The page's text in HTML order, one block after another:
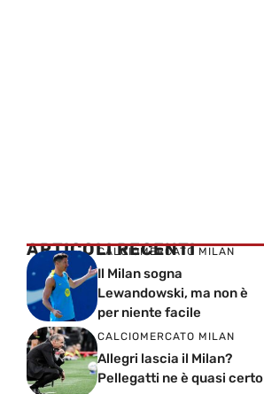
ARTICOLI RECENTI
CALCIOMERCATO MILAN
Il Milan sogna
Lewandowski, ma non è
per niente facile
CALCIOMERCATO MILAN
Allegri lascia il Milan?
Pellegatti ne è quasi certo